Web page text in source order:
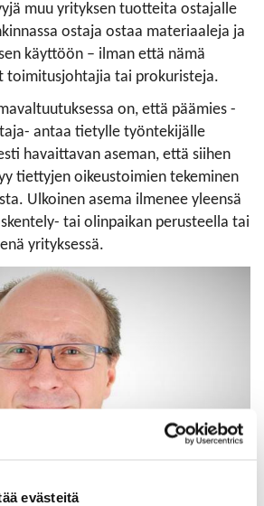
evästeitä
muu yrityksen tuotteita ostajalle
ostaja ostaa materiaaleja ja
käyttöön – ilman että nämä
toimitusjohtajia tai prokuristeja.
on, että päämies -
antaa tietylle työntekijälle
havaittavan aseman, että siihen
tiettyjen oikeustoimien tekeminen
Ulkoinen asema ilmenee yleensä
tai olinpaikan perusteella tai
yrityksessä.